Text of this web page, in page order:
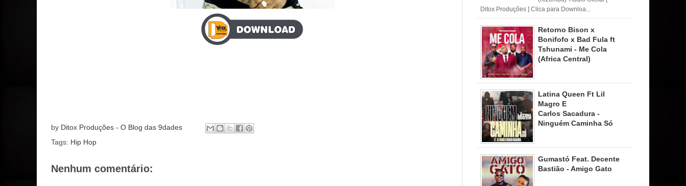
by Ditox Produções - O Blog das 9dades
Tags: Hip Hop
Nenhum comentário:
Ditox Produções ] Clica para Downloa...
Retorno Bison x
Bonifofo x Bad Fula ft
Tshunami - Me Cola
(Africa Central)
Latina Queen Ft Lil
Magro E
Carlos Sacadura -
Ninguém Caminha Só
Gumastó Feat. Decente
Bastião - Amigo Gato